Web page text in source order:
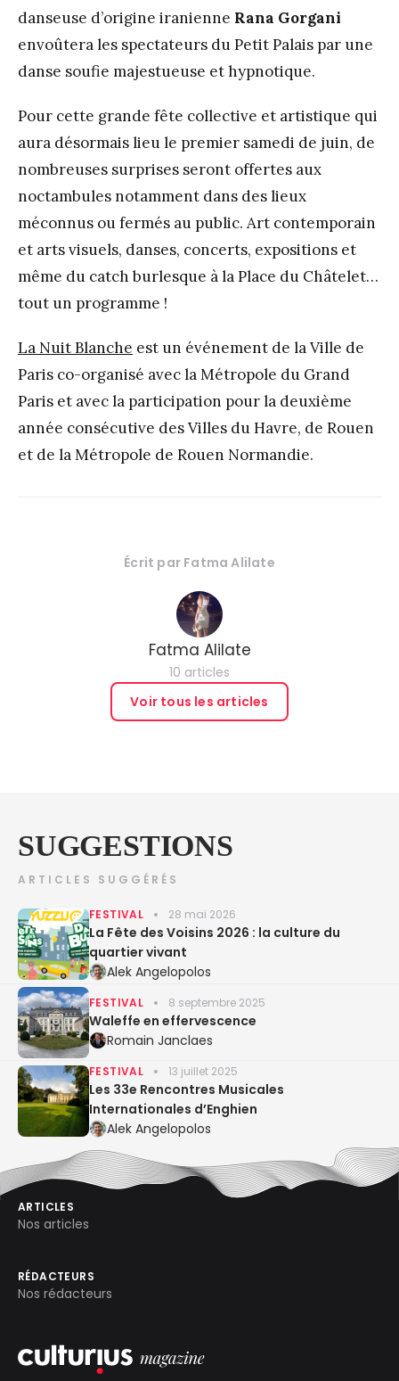
danseuse d’origine iranienne Rana Gorgani
envoûtera les spectateurs du Petit Palais par une
danse soufie majestueuse et hypnotique.
Pour cette grande fête collective et artistique qui
aura désormais lieu le premier samedi de juin, de
nombreuses surprises seront offertes aux
noctambules notamment dans des lieux
méconnus ou fermés au public. Art contemporain
et arts visuels, danses, concerts, expositions et
même du catch burlesque à la Place du Châtelet…
tout un programme !
La Nuit Blanche est un événement de la Ville de
Paris co-organisé avec la Métropole du Grand
Paris et avec la participation pour la deuxième
année consécutive des Villes du Havre, de Rouen
et de la Métropole de Rouen Normandie.
Écrit par Fatma Alilate
Fatma Alilate
10 articles
Voir tous les articles
SUGGESTIONS
ARTICLES SUGGÉRÉS
FESTIVAL 28 mai 2026
La Fête des Voisins 2026 : la culture du
quartier vivant
Alek Angelopolos
FESTIVAL 8 septembre 2025
Waleffe en effervescence
Romain Janclaes
FESTIVAL 13 juillet 2025
Les 33e Rencontres Musicales
Internationales d’Enghien
Alek Angelopolos
ARTICLES
Nos articles
RÉDACTEURS
Nos rédacteurs